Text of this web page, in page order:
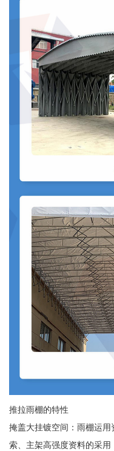
推拉雨棚的特性
掩盖大挂镀空间：雨棚运
索、主架高强度资料的采